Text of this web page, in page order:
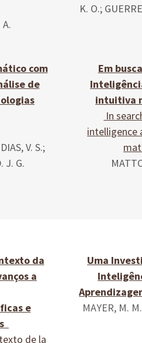
K. O.;
com
de
V. S.;
J. G.
Em
intuitiva
In
intelligence
da
a
e
de la
Uma
MAYER, M.